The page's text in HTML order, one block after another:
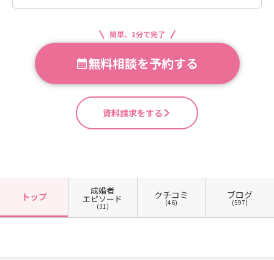
簡単、1分で完了
無料相談を予約する
資料請求をする
トップ
成婚者
エピソード
(31)
クチコミ
(46)
ブログ
(597)